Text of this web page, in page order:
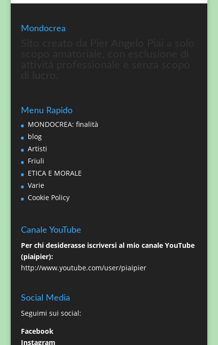
Mondocrea
Menu Rapido
MONDOCREA: finalità
blog
Artisti
Friuli
ETICA E MORALE
Varie
Cookie Policy
Canale YouTube
Per chi desiderasse iscriversi al mio canale YouTube
(piaipier):
http://www.youtube.com/user/piaipier
Social Media
Seguimi sui social:
Facebook
Instagram